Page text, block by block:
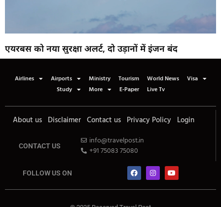
एयरबस को नया सुरक्षा अलर्ट, दो उड़ानों में इंजन बंद
Airlines Airports Ministry Tourism World News
Visa
Study
More E-Paper Live Tv
About us Disclaimer Contact us Privacy Policy Login
CONTACT US
info@travelpost.in
+91 75083 75080
FOLLOW US ON